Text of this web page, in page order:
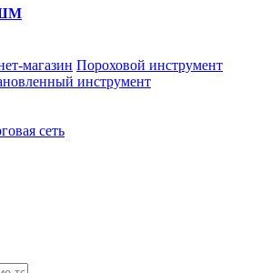
магазин Пороховой инструмент
инструмент
сеть